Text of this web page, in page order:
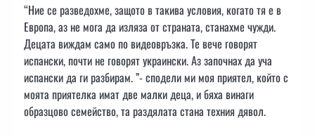
“Ние се разведохме, защото в такива условия, когато тя е в
Европа, аз не мога да изляза от страната, станахме чужди.
Децата виждам само по видеовръзка. Те вече говорят
испански, почти не говорят украински. Аз започнах да уча
испански да ги разбирам. ”- сподели ми моя приятел, който с
моята приятелка имат две малки деца, и бяха винаги
образцово семейство, та раздялата стана техния дявол.